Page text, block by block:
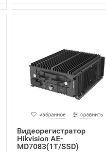
избранное сравнить
Видеорегистратор
Hikvision AE-
MD7083(1T/SSD)